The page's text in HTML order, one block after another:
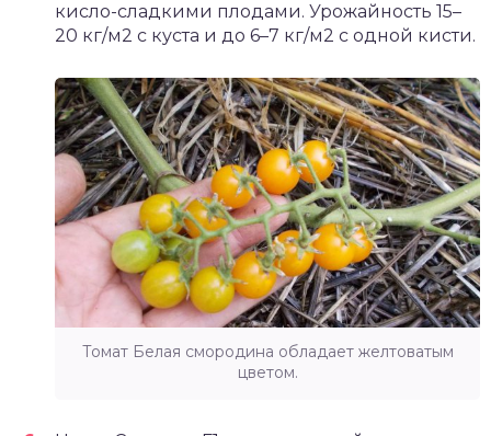
кисло-сладкими плодами. Урожайность 15–
20 кг/м2 с куста и до 6–7 кг/м2 с одной кисти.
Томат Белая смородина обладает желтоватым
цветом.